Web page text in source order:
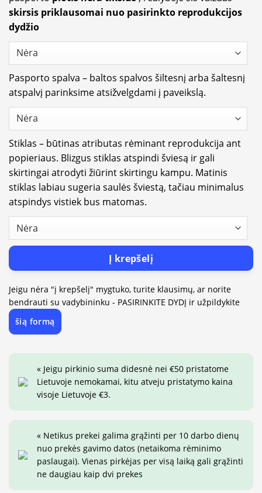
skirsis priklausomai nuo pasirinkto reprodukcijos
dydžio
Pasporto spalva – baltos spalvos šiltesnį arba šaltesnį
atspalvį parinksime atsižvelgdami į paveikslą.
Stiklas – būtinas atributas rėminant reprodukcija ant
popieriaus. Blizgus stiklas atspindi šviesą ir gali
skirtingai atrodyti žiūrint skirtingu kampu. Matinis
stiklas labiau sugeria saulės šviestą, tačiau minimalus
atspindys vistiek bus matomas.
Į krepšelį
Jeigu nėra "į krepšelį" mygtuko, turite klausimų, ar norite
bendrauti su vadybininku - PASIRINKITE DYDĮ ir užpildykite
šią formą
« Jeigu pirkinio suma didesnė nei €50 pristatome
Lietuvoje nemokamai, kitu atveju pristatymo kaina
visoje Lietuvoje €3.
« Netikus prekei galima grąžinti per 10 darbo dienų
nuo prekės gavimo datos (netaikoma rėminimo
paslaugai). Vienas pirkėjas per visą laiką gali grąžinti
ne daugiau kaip dvi prekes